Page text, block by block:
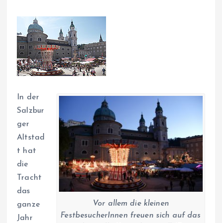
Vor allem die kleinen
FestbesucherInnen freuen sich auf das
In der
Salzbur
ger
Altstad
t hat
die
Tracht
das
ganze
Jahr